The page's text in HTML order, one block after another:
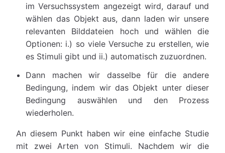
im Versuchssystem angezeigt wird, darauf und
wählen das Objekt aus, dann laden wir unsere
relevanten Bilddateien hoch und wählen die
Optionen: i.) so viele Versuche zu erstellen, wie
es Stimuli gibt und ii.) automatisch zuzuordnen.
Dann machen wir dasselbe für die andere
Bedingung, indem wir das Objekt unter dieser
Bedingung auswählen und den Prozess
wiederholen.
An diesem Punkt haben wir eine einfache Studie
mit zwei Arten von Stimuli. Nachdem wir die